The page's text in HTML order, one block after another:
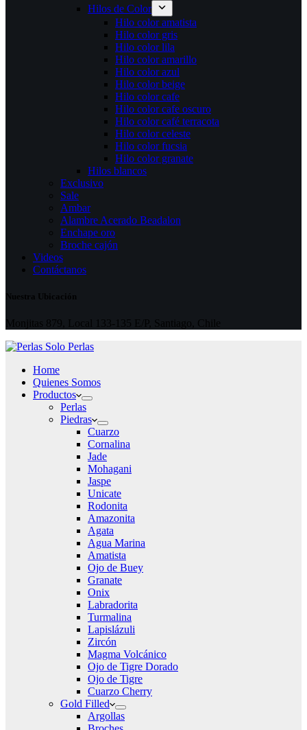
Hilos de Color
Hilo color amatista
Hilo color gris
Hilo color lila
Hilo color amarillo
Hilo color azul
Hilo color beige
Hilo color cafe
Hilo color cafe oscuro
Hilo color café terracota
Hilo color celeste
Hilo color fucsia
Hilo color granate
Hilos blancos
Exclusivo
Sale
Ambar
Alambre Acerado Beadalon
Enchape oro
Broche cajón
Videos
Contáctanos
Nuestra Ubicación
Monjitas 879, Local 133-135 E/P, Santiago, Chile
Home
Quienes Somos
Productos
Perlas
Piedras
Cuarzo
Cornalina
Jade
Mohagani
Jaspe
Unicate
Rodonita
Amazonita
Agata
Agua Marina
Amatista
Ojo de Buey
Granate
Onix
Labradorita
Turmalina
Lapislázuli
Zircón
Magma Volcánico
Ojo de Tigre Dorado
Ojo de Tigre
Cuarzo Cherry
Gold Filled
Argollas